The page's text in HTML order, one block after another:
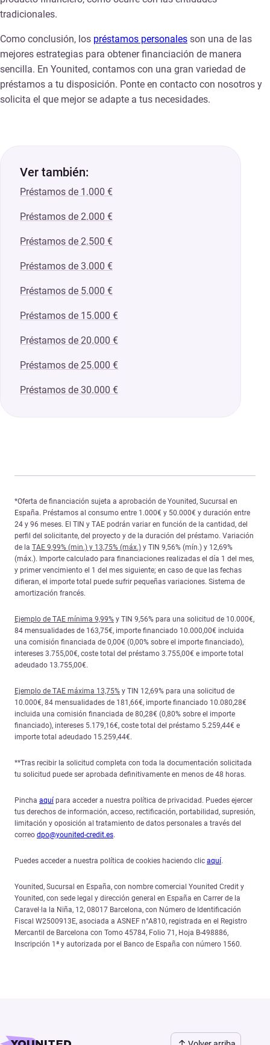
tradicionales.
Como conclusión, los préstamos personales son una de las
mejores estrategias para obtener financiación de manera
sencilla. En Younited, contamos con una gran variedad de
préstamos a tu disposición. Ponte en contacto con nosotros y
solicita el que mejor se adapte a tus necesidades.
Ver también:
Préstamos de 1.000 €
Préstamos de 2.000 €
Préstamos de 2.500 €
Préstamos de 3.000 €
Préstamos de 5.000 €
Préstamos de 15.000 €
Préstamos de 20.000 €
Préstamos de 25.000 €
Préstamos de 30.000 €
*Oferta de financiación sujeta a aprobación de Younited, Sucursal en
España. Préstamos al consumo entre 1.000€ y 50.000€ y duración entre
24 y 96 meses. El TIN y TAE podrán variar en función de la cantidad, del
perfil del solicitante, del proyecto y de la duración del préstamo. Variación
de la TAE 9,99% (min.) y 13,75% (máx.) y TIN 9,56% (mín.) y 12,69%
(máx.). Importe calculado para financiaciones realizadas el día 1 del mes,
y primer vencimiento el 1 del mes siguiente; en caso de que las fechas
difieran, el importe total puede sufrir pequeñas variaciones. Sistema de
amortización francés.
Ejemplo de TAE mínima 9,99% y TIN 9,56% para una solicitud de 10.000€,
84 mensualidades de 163,75€, importe financiado 10.000,00€ incluida
una comisión financiada de 0,00€ (0,00% sobre el importe financiado),
intereses 3.755,00€, coste total del préstamo 3.755,00€ e importe total
adeudado 13.755,00€.
Ejemplo de TAE máxima 13,75% y TIN 12,69% para una solicitud de
10.000€, 84 mensualidades de 181,66€, importe financiado 10.080,28€
incluida una comisión financiada de 80,28€ (0,80% sobre el importe
financiado), intereses 5.179,16€, coste total del préstamo 5.259,44€ e
importe total adeudado 15.259,44€.
**Tras recibir la solicitud completa con toda la documentación solicitada
tu solicitud puede ser aprobada definitivamente en menos de 48 horas.
Pincha aquí para acceder a nuestra política de privacidad. Puedes ejercer
tus derechos de información, acceso, rectificación, portabilidad, supresión,
limitación y oposición al tratamiento de datos personales a través del
correo dpo@younited-credit.es.
Puedes acceder a nuestra política de cookies haciendo clic aquí.
Younited, Sucursal en España, con nombre comercial Younited Credit y
Younited, con sede legal y dirección general en España en Carrer de la
Caravel·la la Niña, 12, 08017 Barcelona, con Número de Identificación
Fiscal W2500913E, asociada a ASNEF n°A810, registrada en el Registro
Mercantil de Barcelona con Tomo 45784, Folio 71, Hoja B-498886,
Inscripción 1ª y autorizada por el Banco de España con número 1560.